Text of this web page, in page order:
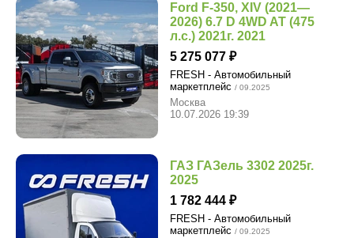
Ford F-350, XIV (2021—
2026) 6.7 D 4WD AT (475
л.с.) 2021г. 2021
5 275 077
FRESH - Автомобильный
маркетплейс / 09.2025
Москва
10.07.2026 19:39
ГАЗ ГАЗель 3302 2025г.
2025
1 782 444
FRESH - Автомобильный
маркетплейс / 09.2025